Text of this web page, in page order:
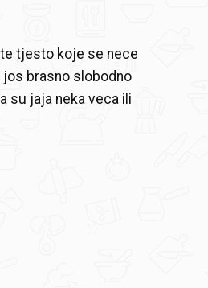
tjesto koje se nece
jos brasno slobodno
su jaja neka veca ili